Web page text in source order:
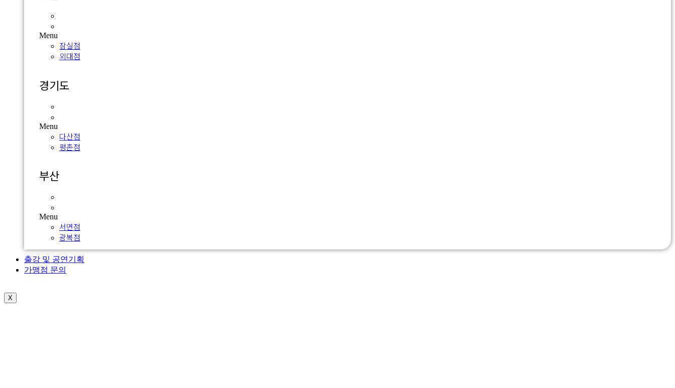
Menu
잠실점
외대점
경기도
Menu
다산점
평촌점
부산
Menu
서면점
광복점
출강 및 공연기획
가맹점 문의
X